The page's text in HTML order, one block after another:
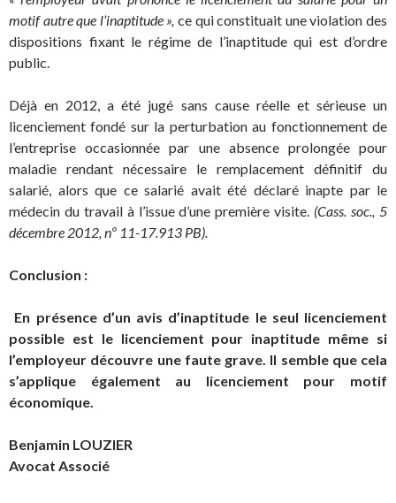
motif autre que l’inaptitude », ce qui constituait une violation des
dispositions fixant le régime de l’inaptitude qui est d’ordre
public.
Déjà en 2012, a été jugé sans cause réelle et sérieuse un
licenciement fondé sur la perturbation au fonctionnement de
l’entreprise occasionnée par une absence prolongée pour
maladie rendant nécessaire le remplacement définitif du
salarié, alors que ce salarié avait été déclaré inapte par le
médecin du travail à l’issue d’une première visite. (Cass. soc., 5
décembre 2012, nº 11-17.913 PB).
Conclusion :
En présence d’un avis d’inaptitude le seul licenciement
possible est le licenciement pour inaptitude même si
l’employeur découvre une faute grave. Il semble que cela
s’applique également au licenciement pour motif
économique.
Benjamin LOUZIER
Avocat Associé